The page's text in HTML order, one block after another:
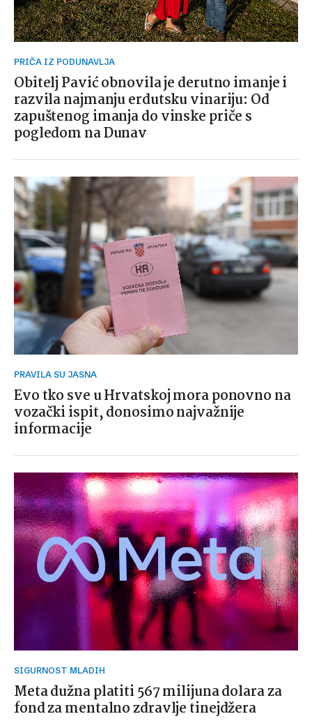
PRIČA IZ PODUNAVLJA
Obitelj Pavić obnovila je derutno imanje i
razvila najmanju erdutsku vinariju: Od
zapuštenog imanja do vinske priče s
pogledom na Dunav
PRAVILA SU JASNA
Evo tko sve u Hrvatskoj mora ponovno na
vozački ispit, donosimo najvažnije
informacije
SIGURNOST MLADIH
Meta dužna platiti 567 milijuna dolara za
fond za mentalno zdravlje tinejdžera